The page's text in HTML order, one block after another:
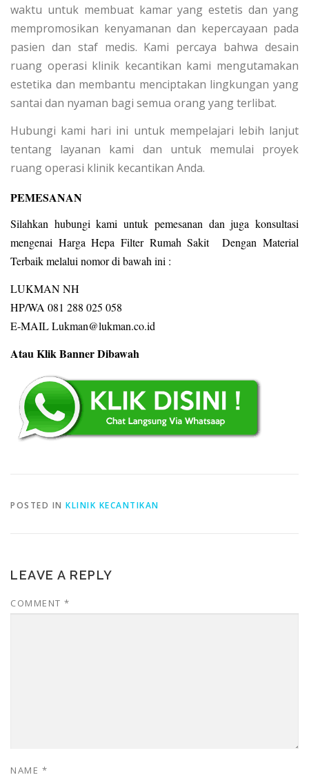
waktu untuk membuat kamar yang estetis dan yang
mempromosikan kenyamanan dan kepercayaan pada
pasien dan staf medis. Kami percaya bahwa desain
ruang operasi klinik kecantikan kami mengutamakan
estetika dan membantu menciptakan lingkungan yang
santai dan nyaman bagi semua orang yang terlibat.
Hubungi kami hari ini untuk mempelajari lebih lanjut
tentang layanan kami dan untuk memulai proyek
ruang operasi klinik kecantikan Anda.
PEMESANAN
Silahkan hubungi kami untuk pemesanan dan juga konsultasi
mengenai Harga Hepa Filter Rumah Sakit
Dengan Material
Terbaik melalui nomor di bawah ini :
LUKMAN NH
HP/WA 081 288 025 058
E-MAIL Lukman@lukman.co.id
Atau Klik Banner Dibawah
POSTED IN KLINIK KECANTIKAN
LEAVE A REPLY
COMMENT *
NAME *